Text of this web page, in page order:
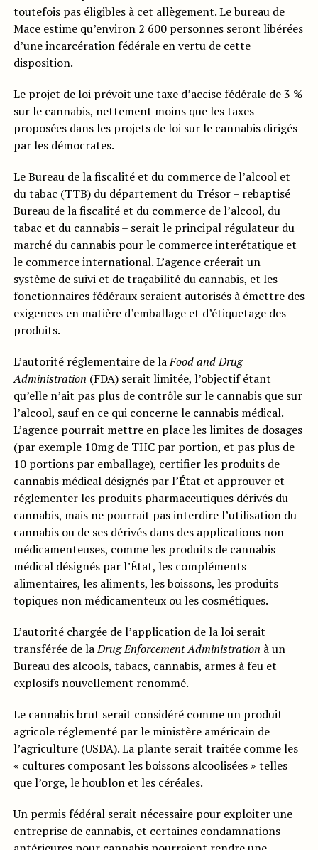
toutefois pas éligibles à cet allègement. Le bureau de
Mace estime qu’environ 2 600 personnes seront libérées
d’une incarcération fédérale en vertu de cette
disposition.
Le projet de loi prévoit une taxe d’accise fédérale de 3 %
sur le cannabis, nettement moins que les taxes
proposées dans les projets de loi sur le cannabis dirigés
par les démocrates.
Le Bureau de la fiscalité et du commerce de l’alcool et
du tabac (TTB) du département du Trésor – rebaptisé
Bureau de la fiscalité et du commerce de l’alcool, du
tabac et du cannabis – serait le principal régulateur du
marché du cannabis pour le commerce interétatique et
le commerce international. L’agence créerait un
système de suivi et de traçabilité du cannabis, et les
fonctionnaires fédéraux seraient autorisés à émettre des
exigences en matière d’emballage et d’étiquetage des
produits.
L’autorité réglementaire de laFood and Drug
Administration (FDA) serait limitée, l’objectif étant
qu’elle n’ait pas plus de contrôle sur le cannabis que sur
l’alcool, sauf en ce qui concerne le cannabis médical.
L’agence pourrait mettre en place les limites de dosages
(par exemple 10mg de THC par portion, et pas plus de
10 portions par emballage), certifier les produits de
cannabis médical désignés par l’État et approuver et
réglementer les produits pharmaceutiques dérivés du
cannabis, mais ne pourrait pas interdire l’utilisation du
cannabis ou de ses dérivés dans des applications non
médicamenteuses, comme les produits de cannabis
médical désignés par l’État, les compléments
alimentaires, les aliments, les boissons, les produits
topiques non médicamenteux ou les cosmétiques.
L’autorité chargée de l’application de la loi serait
transférée de laDrug Enforcement Administration à un
Bureau des alcools, tabacs, cannabis, armes à feu et
explosifs nouvellement renommé.
Le cannabis brut serait considéré comme un produit
agricole réglementé par le ministère américain de
l’agriculture (USDA). La plante serait traitée comme les
« cultures composant les boissons alcoolisées » telles
que l’orge, le houblon et les céréales.
Un permis fédéral serait nécessaire pour exploiter une
entreprise de cannabis, et certaines condamnations